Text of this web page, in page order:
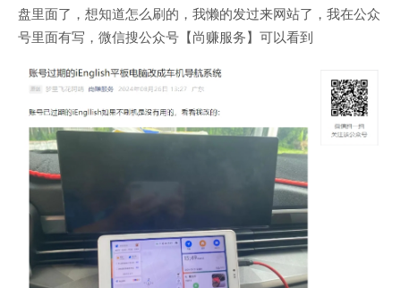
盘里面了，想知道怎么刷的，我懒的发过来网站了，我在公众
号里面有写，微信搜公众号【尚赚服务】可以看到